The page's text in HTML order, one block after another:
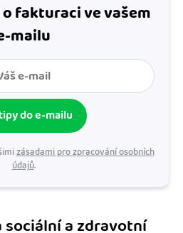
fakturaci ve vašem
mailu
do e-mailu
zásadami pro zpracování osobních
údajů.
sociální a zdravotní